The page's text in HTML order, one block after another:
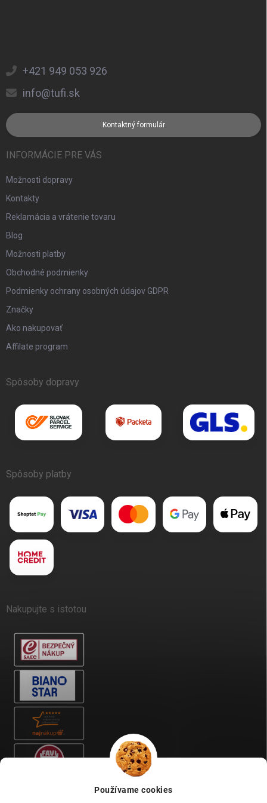
Používame cookies
+421 949 053 926
info@tufi.sk
Kontaktný formulár
INFORMÁCIE PRE VÁS
Možnosti dopravy
Kontakty
Reklamácia a vrátenie tovaru
Blog
Možnosti platby
Obchodné podmienky
Podmienky ochrany osobných údajov GDPR
Značky
Ako nakupovať
Affilate program
Spôsoby dopravy
Spôsoby platby
Nakupujte s istotou